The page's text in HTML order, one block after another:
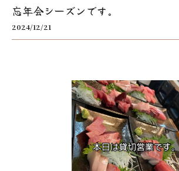
忘年会シーズンです。
2024/12/21